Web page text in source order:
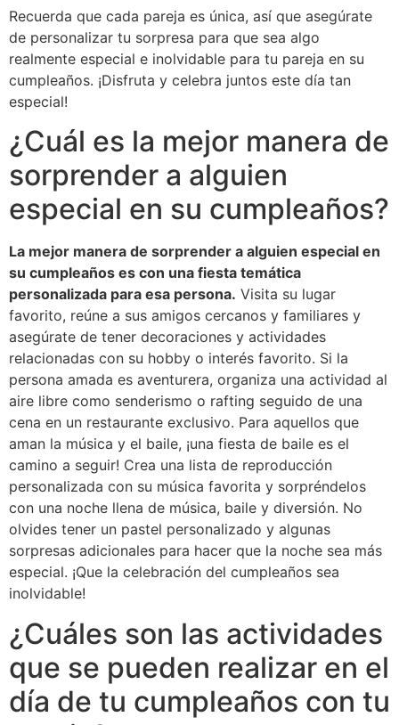
Recuerda que cada pareja es única, así que asegúrate
de personalizar tu sorpresa para que sea algo
realmente especial e inolvidable para tu pareja en su
cumpleaños. ¡Disfruta y celebra juntos este día tan
especial!
¿Cuál es la mejor manera de
sorprender a alguien
especial en su cumpleaños?
La mejor manera de sorprender a alguien especial en
su cumpleaños es con una fiesta temática
personalizada para esa persona. Visita su lugar
favorito, reúne a sus amigos cercanos y familiares y
asegúrate de tener decoraciones y actividades
relacionadas con su hobby o interés favorito. Si la
persona amada es aventurera, organiza una actividad al
aire libre como senderismo o rafting seguido de una
cena en un restaurante exclusivo. Para aquellos que
aman la música y el baile, ¡una fiesta de baile es el
camino a seguir! Crea una lista de reproducción
personalizada con su música favorita y sorpréndelos
con una noche llena de música, baile y diversión. No
olvides tener un pastel personalizado y algunas
sorpresas adicionales para hacer que la noche sea más
especial. ¡Que la celebración del cumpleaños sea
inolvidable!
¿Cuáles son las actividades
que se pueden realizar en el
día de tu cumpleaños con tu